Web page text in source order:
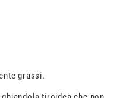
grassi.